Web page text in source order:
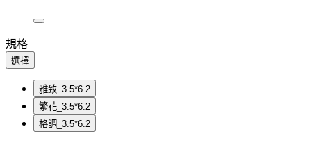
規格
選擇
雅致_3.5*6.2
繁花_3.5*6.2
格調_3.5*6.2